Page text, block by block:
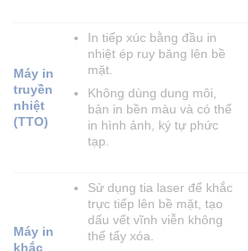
Máy in
truyền
nhiệt
(TTO)
In tiếp xúc bằng đầu in
nhiệt ép ruy băng lên bề
mặt.
Không dùng dung môi,
bản in bền màu và có thể
in hình ảnh, ký tự phức
tạp.
Máy in
khắc
Sử dụng tia laser để khắc
trực tiếp lên bề mặt, tạo
dấu vết vĩnh viễn không
thể tẩy xóa.